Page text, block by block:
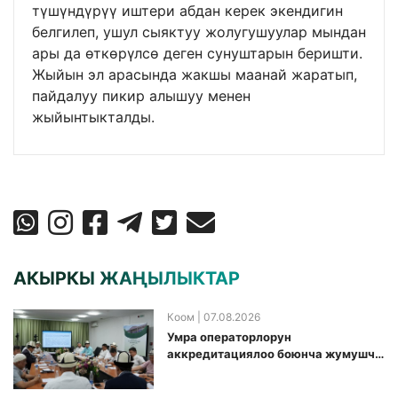
түшүндүрүү иштери абдан керек экендигин
белгилеп, ушул сыяктуу жолугушуулар мындан
ары да өткөрүлсө деген сунуштарын беришти.
Жыйын эл арасында жакшы маанай жаратып,
пайдалуу пикир алышуу менен
жыйынтыкталды.
АКЫРКЫ ЖАҢЫЛЫКТАР
Коом | 07.08.2026
Умра операторлорун
аккредитациялоо боюнча жумушчу